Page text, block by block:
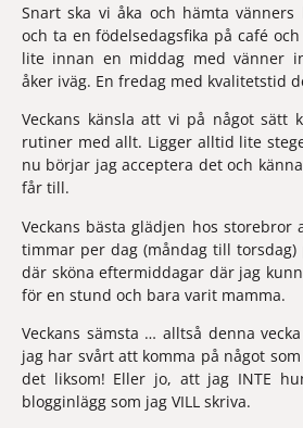
Snart ska vi åka och hämta
och ta en födelsedagsfika på café
lite innan en middag med vänner
åker iväg. En fredag med kvalitetstid
Veckans känsla att vi på något sätt
rutiner med allt. Ligger alltid lite
nu börjar jag acceptera det och
får till.
Veckans bästa glädjen hos
timmar per dag (måndag till torsdag)
där sköna eftermiddagar där jag
för en stund och bara varit mamma.
Veckans sämsta … alltså denna
jag har svårt att komma på något som
det liksom! Eller jo, att jag INTE
blogginlägg som jag VILL skriva.